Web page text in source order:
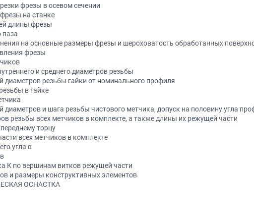
фрезы в осевом сечении
на станке
длины фрезы
паза
на основные размеры фрезы и шероховатость обработанных
фрезы
и среднего диаметров резьбы
диаметров резьбы гайки от номинального профиля
в гайке
и шага резьбы чистового метчика, допуск на половину угла
резьбы всех метчиков в комплекте, а также длины их режущей части
торцу
всех метчиков в комплекте
угла α
К по вершинам витков режущей части
и размеры конструктивных элементов
ОСНАСТКА